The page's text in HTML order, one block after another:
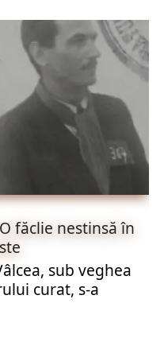
făclie nestinsă în
sub veghea
curat, s-a